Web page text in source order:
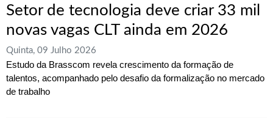
Setor de tecnologia deve criar 33 mil
novas vagas CLT ainda em 2026
Quinta, 09 Julho 2026
Estudo da Brasscom revela crescimento da formação de
talentos, acompanhado pelo desafio da formalização no mercado
de trabalho